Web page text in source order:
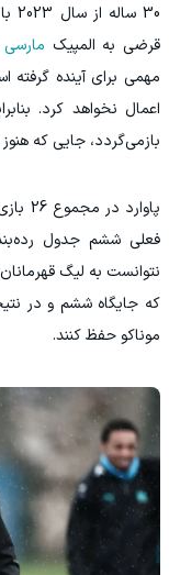
30 ساله از سال 2023 با
قرضی به المپیک مارسی
اعمال نخواهد کرد.
بازمی‌گردد، جایی که هنوز تا سال 2028
نتوانست به لیگ
که جایگاه ششم و در
موناکو حفظ کنند.